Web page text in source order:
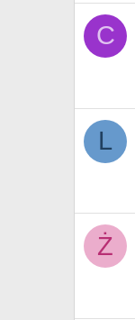
C
L
Ż